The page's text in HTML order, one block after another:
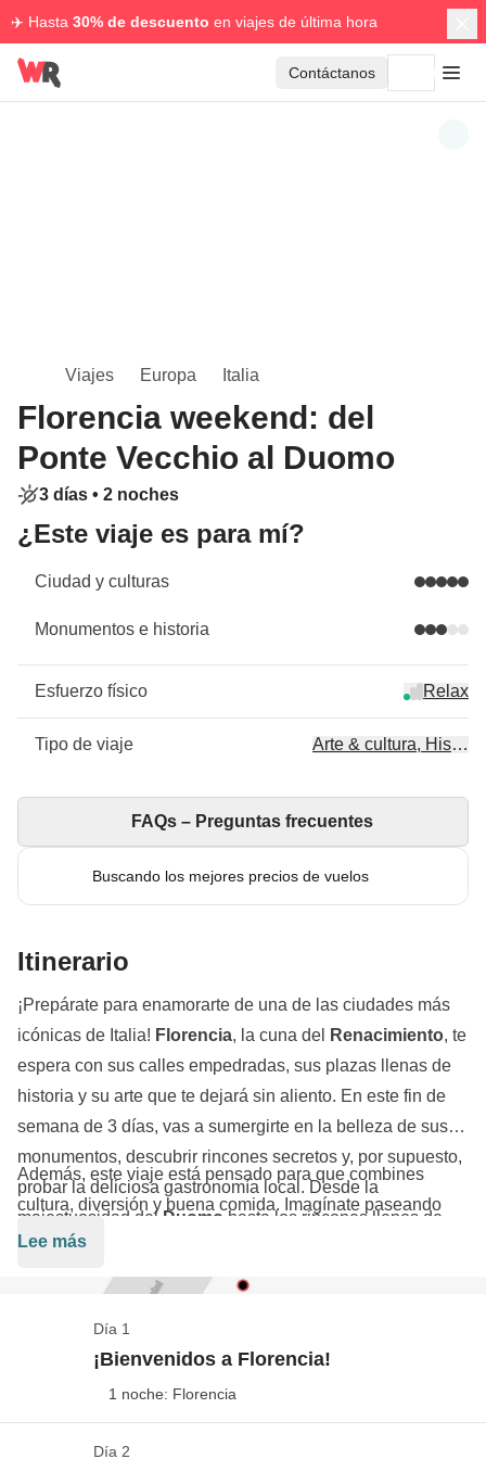
✈️ Hasta 30% de descuento en viajes de última hora
Contáctanos
Viajes Europa Italia
Florencia weekend: del
Ponte Vecchio al Duomo
3 días • 2 noches
¿Este viaje es para mí?
Ciudad y culturas
Monumentos e historia
Esfuerzo físico Relax
Tipo de viaje Arte & cultura, Historia
Buscando los mejores precios de vuelos
FAQs – Preguntas frecuentes
Itinerario
¡Prepárate para enamorarte de una de las ciudades más
icónicas de Italia! Florencia, la cuna del Renacimiento, te
espera con sus calles empedradas, sus plazas llenas de
historia y su arte que te dejará sin aliento. En este fin de
semana de 3 días, vas a sumergirte en la belleza de sus
monumentos, descubrir rincones secretos y, por supuesto,
probar la deliciosa gastronomía local. Desde la
majestuosidad del Duomo hasta los rincones llenos de
encanto del
una experiencia única.
Además, este viaje está pensado para que combines
cultura, diversión y buena comida. Imagínate paseando
por el centro histórico, admirando obras maestras que han
pausa para saborear una focaccia típica en uno de los
lugares más auténticos de la ciudad. Y, por supuesto, no
podía faltar una visita imprescindible: elMuseo de los
, hogar de algunas de las pinturas más famosas de la
no es solo una ciudad para visitar, ¡es una
Lee más
Día 1
¡Bienvenidos a Florencia!
1 noche: Florencia
Llegada y primeras impresiones
Día 2